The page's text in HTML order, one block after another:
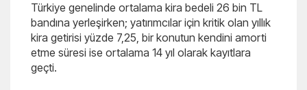
Türkiye genelinde ortalama kira bedeli 26 bin TL
bandına yerleşirken; yatırımcılar için kritik olan yıllık
kira getirisi yüzde 7,25, bir konutun kendini amorti
etme süresi ise ortalama 14 yıl olarak kayıtlara
geçti.